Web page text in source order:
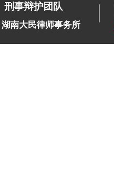
刑事辩护团队
湖南大民律师事务所
|